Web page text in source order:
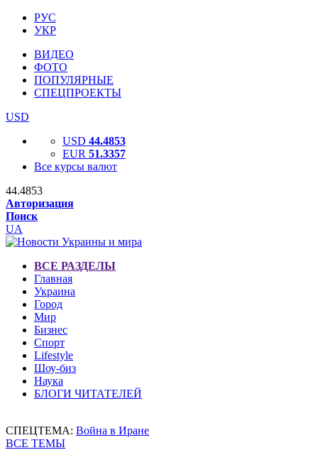
РУС
УКР
ВИДЕО
ФОТО
ПОПУЛЯРНЫЕ
СПЕЦПРОЕКТЫ
USD
USD 44.4853
EUR 51.3357
Все курсы валют
44.4853
Авторизация
Поиск
UA
ВСЕ РАЗДЕЛЫ
Главная
Украина
Город
Мир
Бизнес
Спорт
Lifestyle
Шоу-биз
Наука
БЛОГИ ЧИТАТЕЛЕЙ
СПЕЦТЕМА: Война в Иране
ВСЕ ТЕМЫ